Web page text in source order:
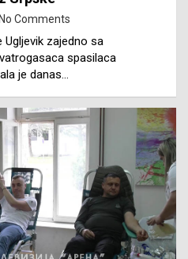
No Comments
zajedno sa
spasilaca
je danas…